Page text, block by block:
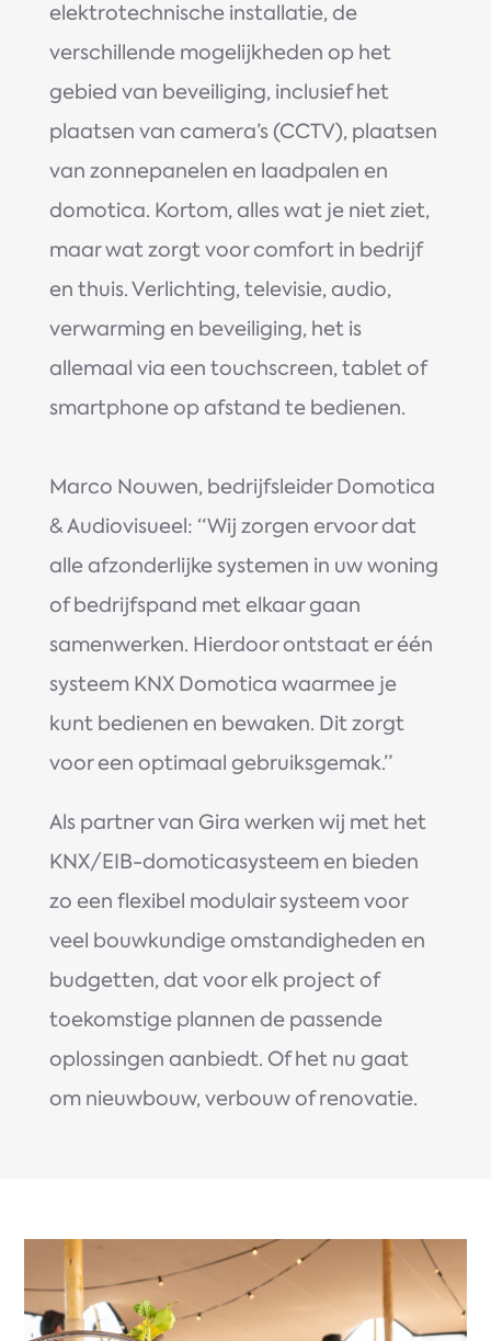
elektrotechnische installatie, de
verschillende mogelijkheden op het
gebied van beveiliging, inclusief het
plaatsen van camera’s (CCTV), plaatsen
van zonnepanelen en laadpalen en
domotica. Kortom, alles wat je niet ziet,
maar wat zorgt voor comfort in bedrijf
en thuis. Verlichting, televisie, audio,
verwarming en beveiliging, het is
allemaal via een touchscreen, tablet of
smartphone op afstand te bedienen.
Marco Nouwen, bedrijfsleider Domotica
& Audiovisueel: “Wij zorgen ervoor dat
alle afzonderlijke systemen in uw woning
of bedrijfspand met elkaar gaan
samenwerken. Hierdoor ontstaat er één
systeem KNX Domotica waarmee je
kunt bedienen en bewaken. Dit zorgt
voor een optimaal gebruiksgemak.”
Als partner van Gira werken wij met het
KNX/EIB-domoticasysteem en bieden
zo een flexibel modulair systeem voor
veel bouwkundige omstandigheden en
budgetten, dat voor elk project of
toekomstige plannen de passende
oplossingen aanbiedt. Of het nu gaat
om nieuwbouw, verbouw of renovatie.